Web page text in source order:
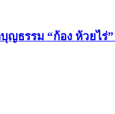
รรม “ก้อง ห้วยไร่”